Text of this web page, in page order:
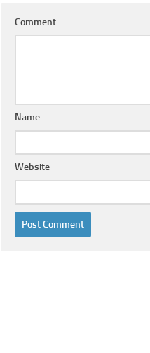
Comment
Name
Website